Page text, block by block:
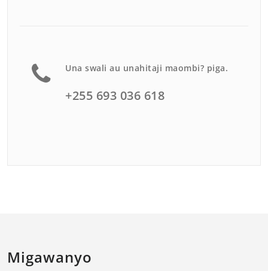
Una swali au unahitaji maombi? piga.
+255 693 036 618
Migawanyo